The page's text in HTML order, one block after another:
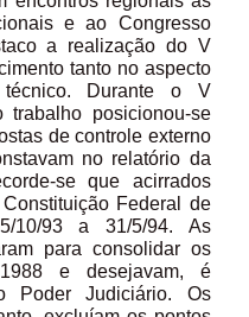
e ao Congresso
a realização do V
tanto no aspecto
Durante o V
trabalho posicionou-se
de controle externo
no relatório da
se que acirrados
Federal de
10/93 a 31/5/94. As
para consolidar os
e desejavam, é
Poder Judiciário. Os